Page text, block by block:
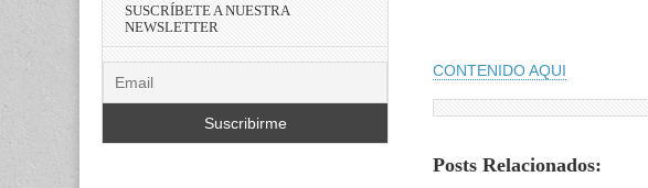
CONTENIDO AQUI
Posts Relacionados:
SUSCRÍBETE A NUESTRA
NEWSLETTER